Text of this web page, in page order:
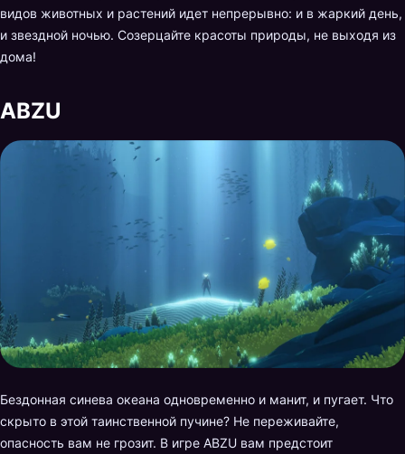
видов животных и растений идет непрерывно: и в жаркий день,
и звездной ночью. Созерцайте красоты природы, не выходя из
дома!
ABZU
Бездонная синева океана одновременно и манит, и пугает. Что
скрыто в этой таинственной пучине? Не переживайте,
опасность вам не грозит. В игре ABZU вам предстоит